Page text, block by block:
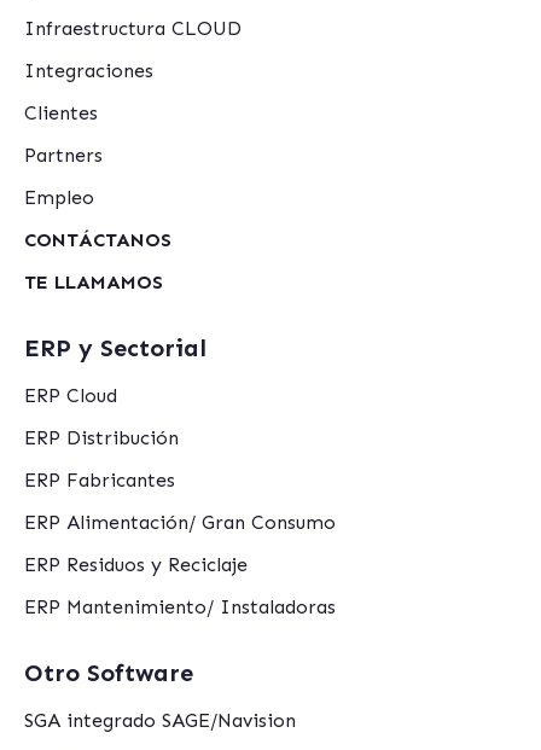
Infraestructura CLOUD
Integraciones
Clientes
Partners
Empleo
CONTÁCTANOS
TE LLAMAMOS
ERP y Sectorial
ERP Cloud
ERP Distribución
ERP Fabricantes
ERP Alimentación/ Gran Consumo
ERP Residuos y Reciclaje
ERP Mantenimiento/ Instaladoras
Otro Software
SGA integrado SAGE/Navision